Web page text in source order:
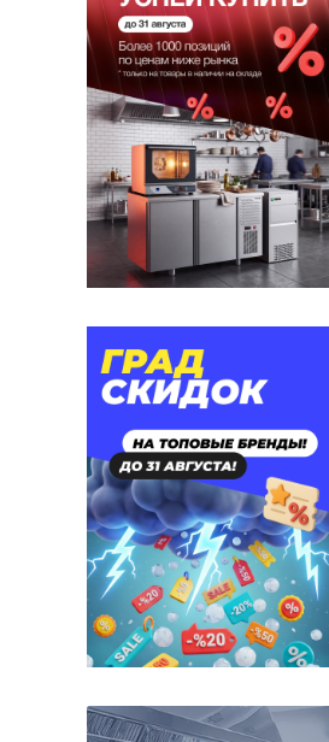
Libbey (29)
Linden (11)
Lubiana ( 53
Luxstahl (61)
Martellato (13)
Merx Team ( 6)
232)
OSZ (74)
Paderno (
Padia (5 )
Pasabahce (115)
Peugeot (9)
Porcelite ( 3 )
ProHotel (11)
Pujadas (223)
Rak ( 12)
Restola (46)
Rona (5)